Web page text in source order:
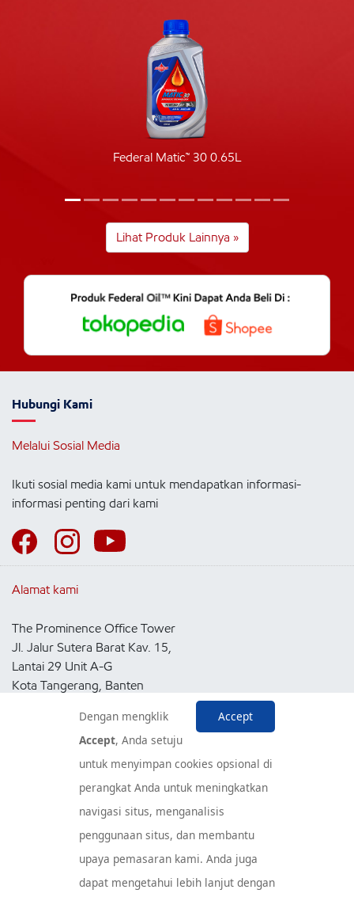
Federal Matic™ 30 0.65L
Lihat Produk Lainnya »
Hubungi Kami
Melalui Sosial Media
Ikuti sosial media kami untuk mendapatkan informasi-
informasi penting dari kami
Alamat kami
The Prominence Office Tower
Jl. Jalur Sutera Barat Kav. 15,
Lantai 29 Unit A-G
Kota Tangerang, Banten
Pusat Layanan Konsumen
Accept
Dengan mengklik
Accept, Anda setuju
untuk menyimpan cookies opsional di
perangkat Anda untuk meningkatkan
navigasi situs, menganalisis
penggunaan situs, dan membantu
upaya pemasaran kami. Anda juga
dapat mengetahui lebih lanjut dengan